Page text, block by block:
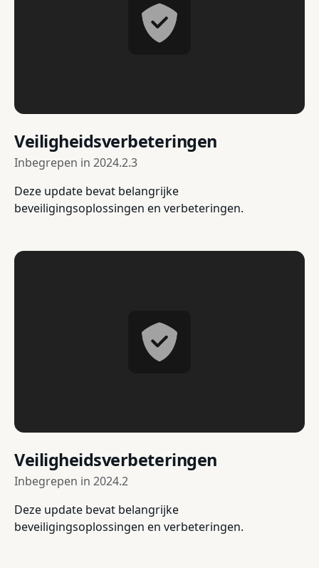
Veiligheidsverbeteringen
Inbegrepen in 2024.2.3
Deze update bevat belangrijke
beveiligingsoplossingen en verbeteringen.
Veiligheidsverbeteringen
Inbegrepen in 2024.2
Deze update bevat belangrijke
beveiligingsoplossingen en verbeteringen.